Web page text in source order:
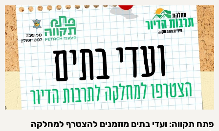
פתח תקווה: ועדי בתים מוזמנים להצטרף למחלקה